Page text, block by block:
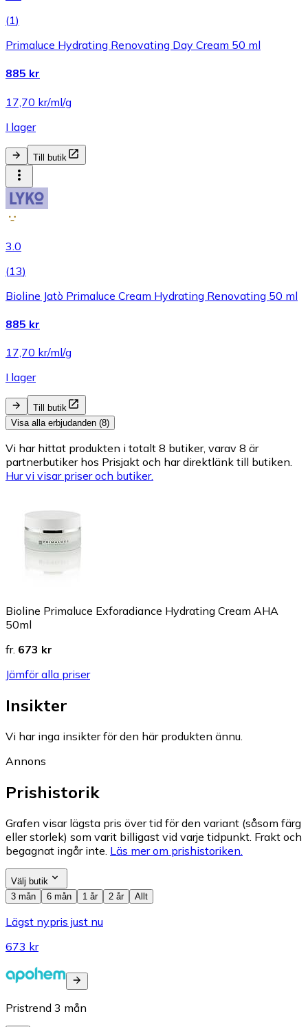
(1)
Primaluce Hydrating Renovating Day Cream 50 ml
885 kr
17,70 kr/ml/g
I lager
Till butik
3.0
(13)
Bioline Jatò Primaluce Cream Hydrating Renovating 50 ml
885 kr
17,70 kr/ml/g
I lager
Till butik
Visa alla erbjudanden (8)
Vi har hittat produkten i totalt 8 butiker, varav 8 är
partnerbutiker hos Prisjakt och har direktlänk till butiken.
Hur vi visar priser och butiker.
Bioline Primaluce Exforadiance Hydrating Cream AHA
50ml
fr. 673 kr
Jämför alla priser
Insikter
Vi har inga insikter för den här produkten ännu.
Annons
Prishistorik
Grafen visar lägsta pris över tid för den variant (såsom färg
eller storlek) som varit billigast vid varje tidpunkt. Frakt och
begagnat ingår inte. Läs mer om prishistoriken.
Välj butik
3 mån
6 mån 1 år 2 år Allt
Lägst nypris just nu
673 kr
Pristrend 3 mån